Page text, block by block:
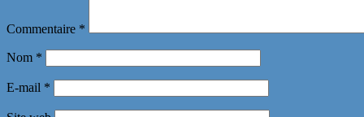
Commentaire *
Nom *
E-mail *